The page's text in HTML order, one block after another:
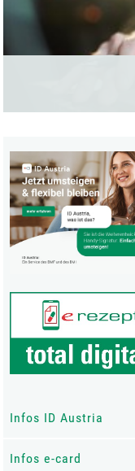
Infos ID Austria
Infos e-card